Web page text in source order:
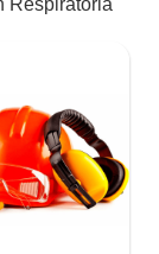
Respiratoria